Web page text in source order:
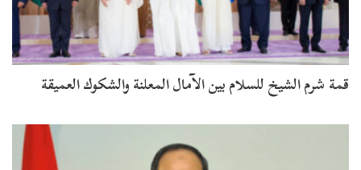
قمة شرم الشيخ للسلام بين الآمال المعلنة والشكوك العميقة